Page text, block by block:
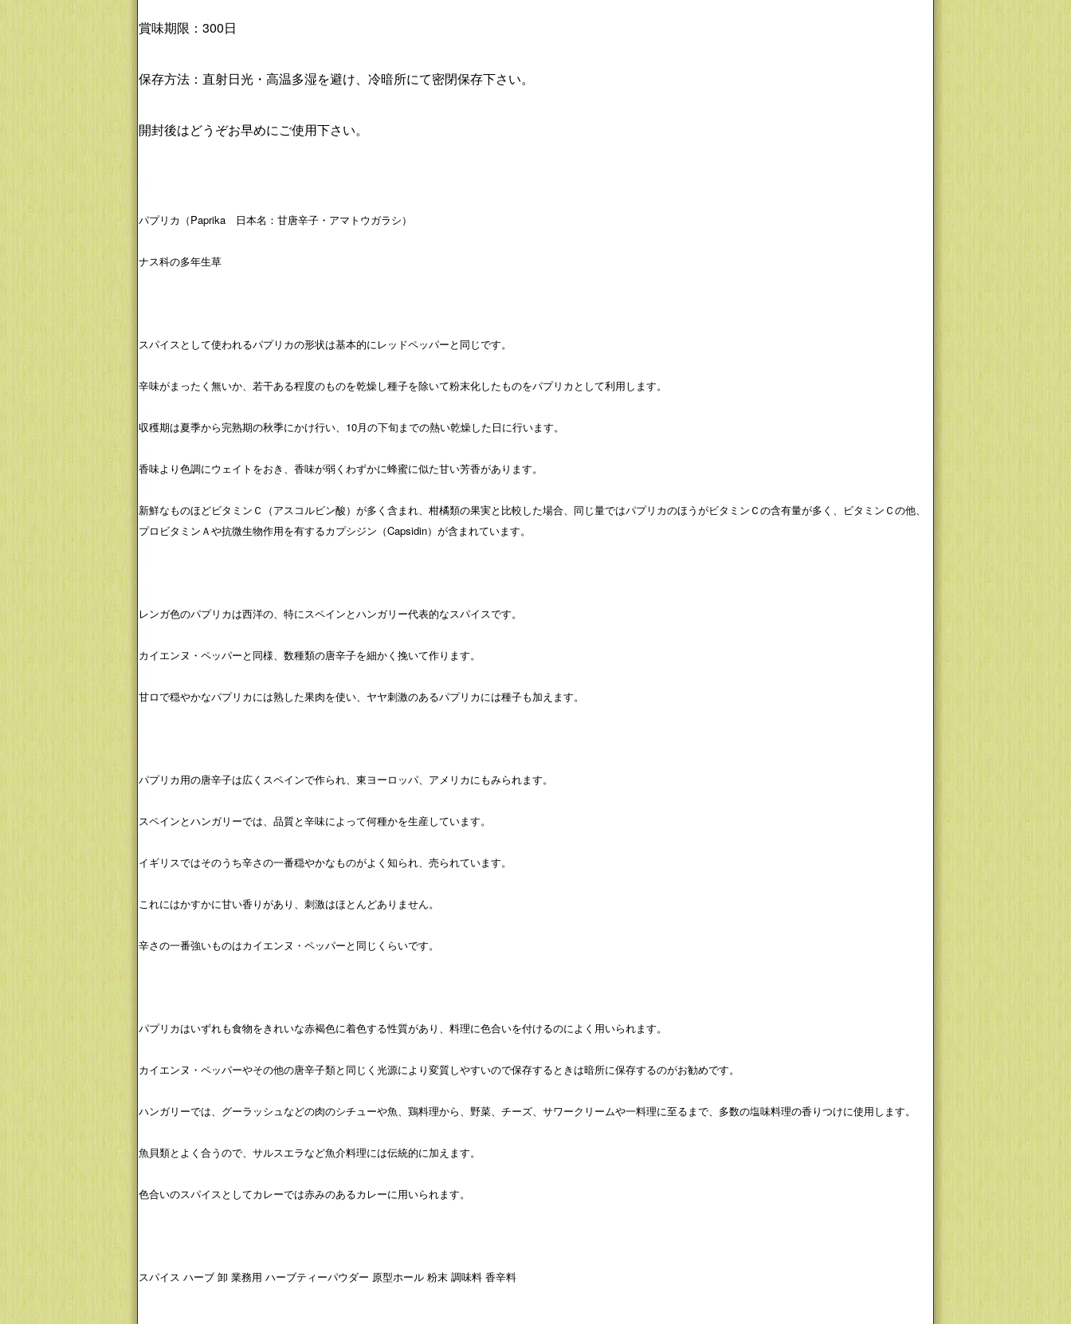
賞味期限：300日
保存方法：直射日光・高温多湿を避け、冷暗所にて密閉保存下さい。
開封後はどうぞお早めにご使用下さい。
パプリカ（Paprika 日本名：甘唐辛子・アマトウガラシ）
ナス科の多年生草
スパイスとして使われるパプリカの形状は基本的にレッドペッパーと同じです。
辛味がまったく無いか、若干ある程度のものを乾燥し種子を除いて粉末化したものをパプリカとして利用します。
収穫期は夏季から完熟期の秋季にかけ行い、10月の下旬までの熱い乾燥した日に行います。
香味より色調にウェイトをおき、香味が弱くわずかに蜂蜜に似た甘い芳香があります。
新鮮なものほどビタミンＣ（アスコルビン酸）が多く含まれ、柑橘類の果実と比較した場合、同じ量ではパプリカのほうがビタミンＣの含有量が多く、ビタミンＣの他、
プロビタミンＡや抗微生物作用を有するカプシジン（Capsidin）が含まれています。
レンガ色のパプリカは西洋の、特にスペインとハンガリー代表的なスパイスです。
カイエンヌ・ペッパーと同様、数種類の唐辛子を細かく挽いて作ります。
甘ロで穏やかなパプリカには熟した果肉を使い、ヤヤ刺激のあるパプリカには種子も加えます。
パプリカ用の唐辛子は広くスペインで作られ、東ヨーロッパ、アメリカにもみられます。
スペインとハンガリーでは、品質と辛味によって何種かを生産しています。
イギリスではそのうち辛さの一番穏やかなものがよく知られ、売られています。
これにはかすかに甘い香りがあり、刺激はほとんどありません。
辛さの一番強いものはカイエンヌ・ペッパーと同じくらいです。
パプリカはいずれも食物をきれいな赤褐色に着色する性質があり、料理に色合いを付けるのによく用いられます。
カイエンヌ・ペッパーやその他の唐辛子類と同じく光源により変質しやすいので保存するときは暗所に保存するのがお勧めです。
ハンガリーでは、グーラッシュなどの肉のシチューや魚、鶏料理から、野菜、チーズ、サワークリームや一料理に至るまで、多数の塩味料理の香りつけに使用します。
魚貝類とよく合うので、サルスエラなど魚介料理には伝統的に加えます。
色合いのスパイスとしてカレーでは赤みのあるカレーに用いられます。
スパイス ハーブ 卸 業務用 ハーブティーパウダー 原型ホール 粉末 調味料 香辛料